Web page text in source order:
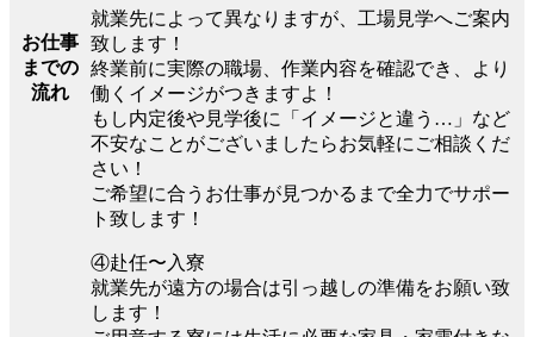
お仕事
までの
流れ
就業先によって異なりますが、工場見学へご案内
致します！
終業前に実際の職場、作業内容を確認でき、より
働くイメージがつきますよ！
もし内定後や見学後に「イメージと違う…」など
不安なことがございましたらお気軽にご相談くだ
さい！
ご希望に合うお仕事が見つかるまで全力でサポー
ト致します！
④赴任〜入寮
就業先が遠方の場合は引っ越しの準備をお願い致
します！